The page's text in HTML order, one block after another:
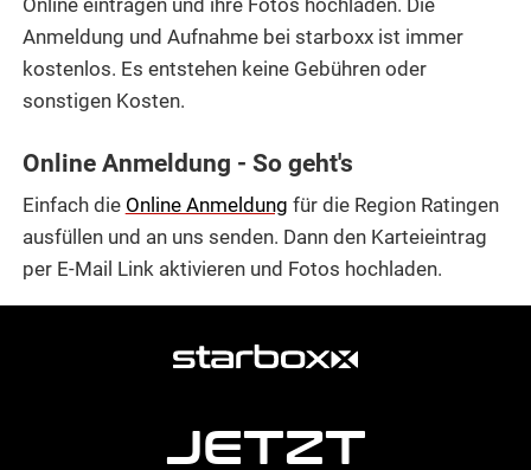
Anmeldung und Aufnahme bei starboxx ist immer
kostenlos. Es entstehen keine Gebühren oder
sonstigen Kosten.
Online Anmeldung - So geht's
Einfach die Online Anmeldung für die Region Ratingen
ausfüllen und an uns senden. Dann den Karteieintrag
per E-Mail Link aktivieren und Fotos hochladen.
JETZT